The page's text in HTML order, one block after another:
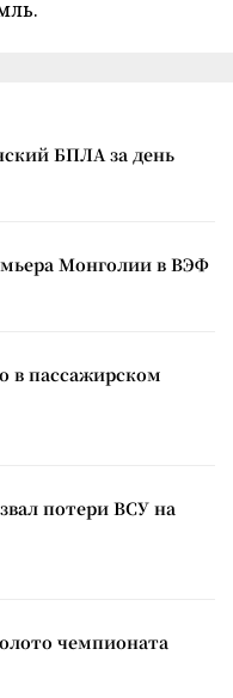
БПЛА за день
Монголии в ВЭФ
в пассажирском
потери ВСУ на
чемпионата